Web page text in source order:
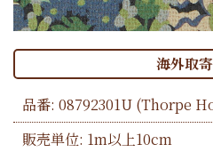
海外取
品番: 08792301U (Thorpe
販売単位: 1m以上10cm